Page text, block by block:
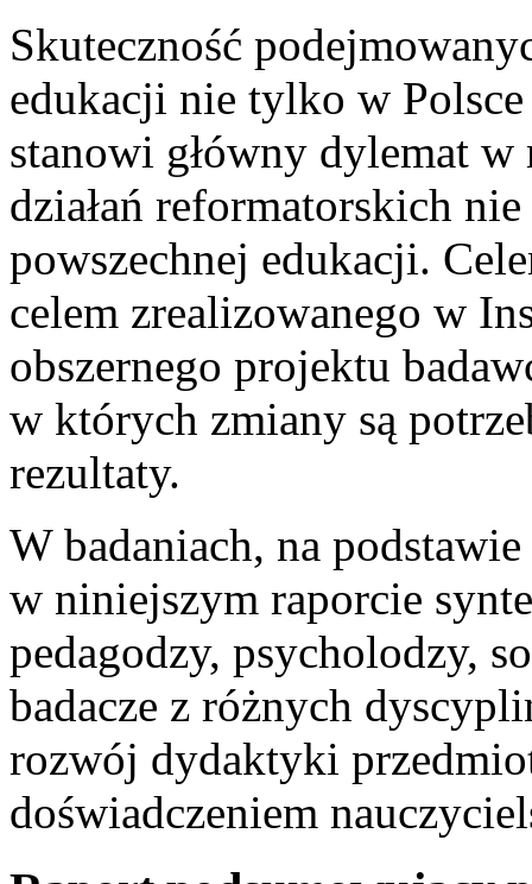
Skuteczność
edukacji nie tylko w
stanowi główny dylemat
działań reformatorskich
powszechnej edukacji.
celem zrealizowanego w
obszernego projektu
w których zmiany są
rezultaty.
W badaniach, na
w niniejszym raporcie
pedagodzy, psycholodzy,
badacze z różnych
rozwój dydaktyki
doświadczeniem